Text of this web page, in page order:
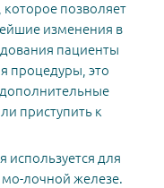
позволяет
изменения в
пациенты
процедуры, это
приступить к
используется для
лочной железе.